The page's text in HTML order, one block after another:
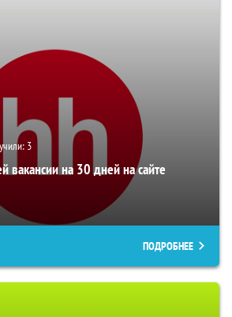
3
вакансии на 30 дней на сайте
ПОДРОБНЕЕ